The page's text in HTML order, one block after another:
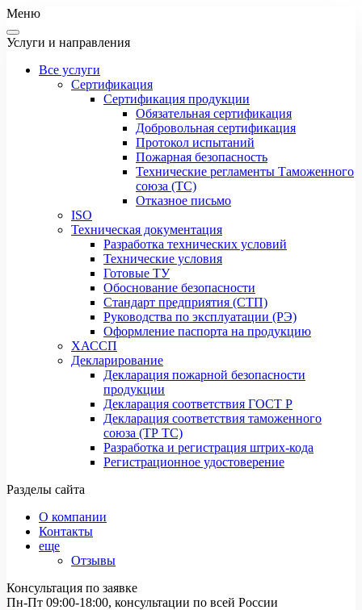
Меню
Услуги и направления
Все услуги
Сертификация
Сертификация продукции
Обязательная сертификация
Добровольная сертификация
Протокол испытаний
Пожарная безопасность
Технические регламенты Таможенного
союза (ТС)
Отказное письмо
ISO
Техническая документация
Разработка технических условий
Технические условия
Готовые ТУ
Обоснование безопасности
Стандарт предприятия (СТП)
Руководства по эксплуатации (РЭ)
Оформление паспорта на продукцию
ХАССП
Декларирование
Декларация пожарной безопасности
продукции
Декларация соответствия ГОСТ Р
Декларация соответствия таможенного
союза (ТР ТС)
Разработка и регистрация штрих-кода
Регистрационное удостоверение
Разделы сайта
О компании
Контакты
еще
Отзывы
Консультация по заявке
Пн-Пт 09:00-18:00, консультации по всей России